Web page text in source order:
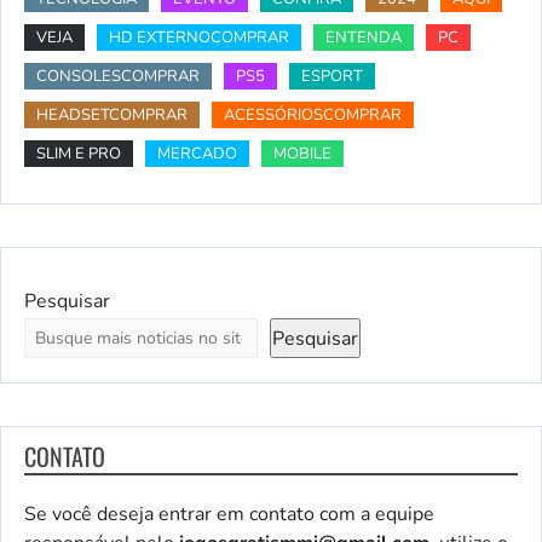
VEJA
HD EXTERNOCOMPRAR ENTENDA
PC
CONSOLESCOMPRAR
PS5
ESPORT
HEADSETCOMPRAR
ACESSÓRIOSCOMPRAR
SLIM E PRO
MERCADO MOBILE
Pesquisar
Pesquisar
CONTATO
Se você deseja entrar em contato com a equipe